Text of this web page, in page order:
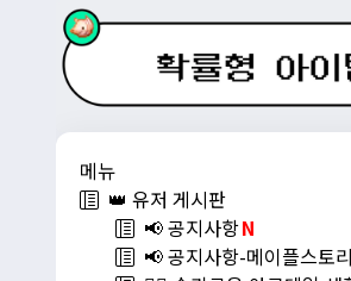
메뉴
👑 유저 게시판
📢 공지사항N
📢 공지사항-메이플스토